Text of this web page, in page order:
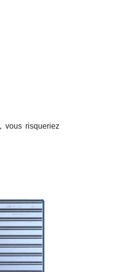
vous risqueriez